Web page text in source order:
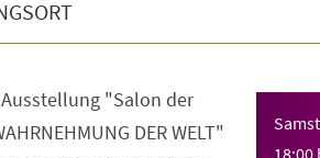
18:00
"Salon der
DER WELT"